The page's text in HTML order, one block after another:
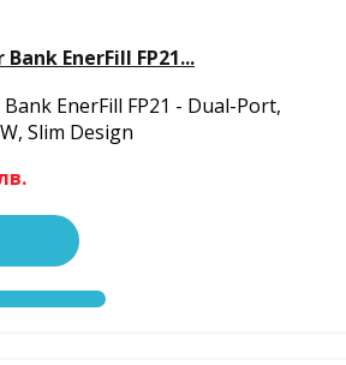
EnerFill FP21...
EnerFill FP21 - Dual-Port,
Slim Design